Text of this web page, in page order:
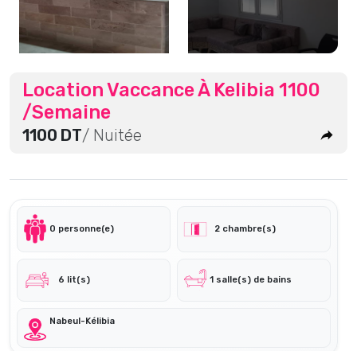
Location Vaccance À Kelibia 1100
/semaine
1100 DT/ Nuitée
0 personne(e) 2 chambre(s)
6 lit(s) 1 salle(s) de bains
Nabeul-Kélibia